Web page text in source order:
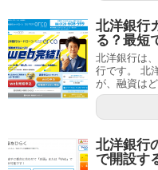
北洋銀行
る？最短
北洋銀行は
行です。 北
が、融資は
北洋銀行
で開設す